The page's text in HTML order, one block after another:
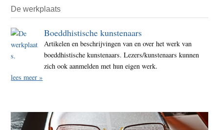
De werkplaats
Boeddhistische kunstenaars
Artikelen en beschrijvingen van en over het werk van
boeddhistische kunstenaars. Lezers/kunstenaars kunnen
zich ook aanmelden met hun eigen werk.
lees meer »